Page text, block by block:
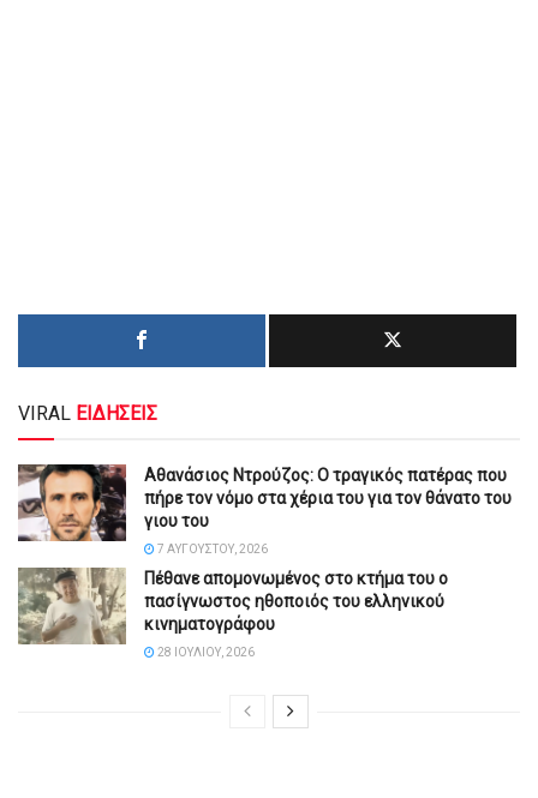
VIRAL ΕΙΔΗΣΕΙΣ
Αθανάσιος Ντρούζος: Ο τραγικός πατέρας που
πήρε τον νόμο στα χέρια του για τον θάνατο του
γιου του
7 ΑΥΓΟΎΣΤΟΥ, 2026
Πέθανε απομονωμένος στο κτήμα του ο
πασίγνωστος ηθοποιός του ελληνικού
κινηματογράφου
28 ΙΟΥΛΊΟΥ, 2026